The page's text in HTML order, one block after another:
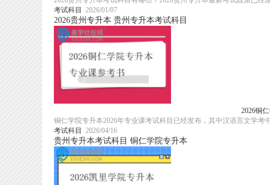
考试科目
2026/01/07
2026贵州专升本 贵州专升本考试科目
2026铜
铜仁学院专升本2026年专业课考试科目已经发布，其中汉语言文学
考试科目
2026/04/16
贵州专升本考试科目 铜仁学院专升本